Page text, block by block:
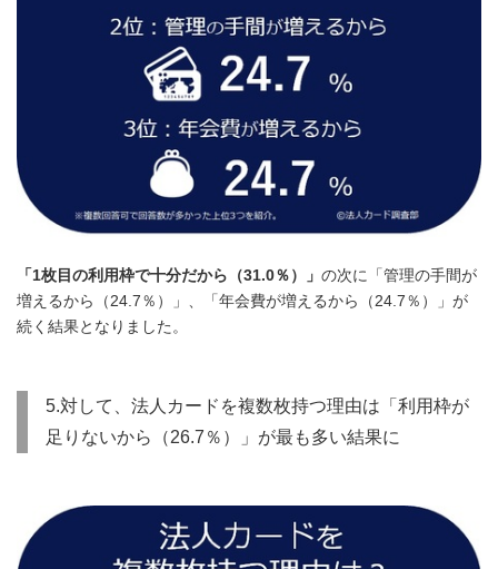
「1枚目の利用枠で十分だから（31.0％）」 の次に「管理の手間が
増えるから（24.7％）」、「年会費が増えるから（24.7％）」が
続く結果となりました。
5.対して、法人カードを複数枚持つ理由は「利用枠が
足りないから（26.7％）」が最も多い結果に